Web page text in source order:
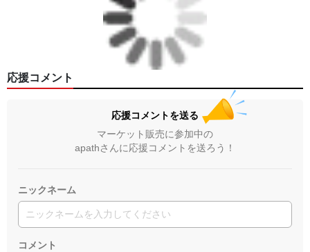
応援コメント
応援コメントを送る
マーケット販売に参加中の
apathさんに応援コメントを送ろう！
ニックネーム
コメント